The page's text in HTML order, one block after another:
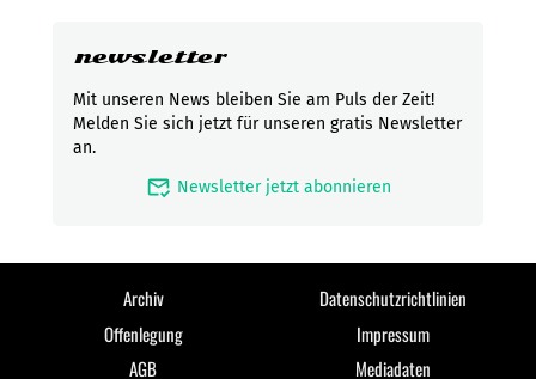
newsletter
Mit unseren News bleiben Sie am Puls der Zeit!
Melden Sie sich jetzt für unseren gratis Newsletter
an.
mark_email_read Newsletter jetzt abonnieren
Archiv
Datenschutzrichtlinien
Offenlegung
Impressum
AGB
Mediadaten